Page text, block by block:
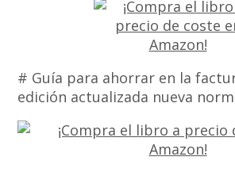
# Guía para ahorrar en la
edición actualizada nueva